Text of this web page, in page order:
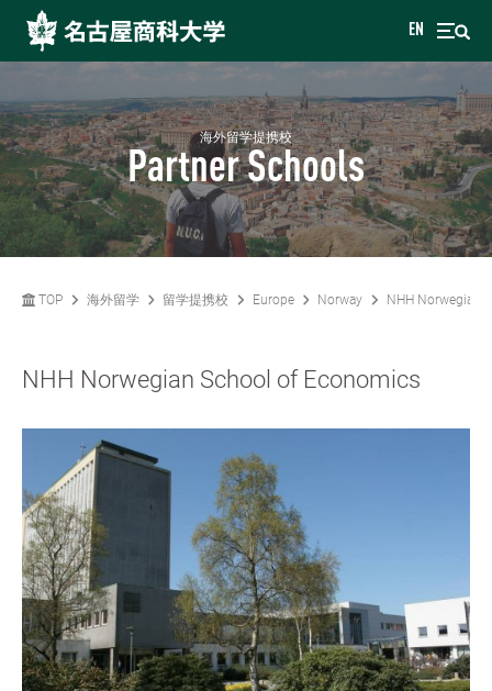
EN
海外留学提携校
Partner Schools
TOP 海外留学 留学提携校 Europe Norway NHH Norwegian
NHH Norwegian School of Economics